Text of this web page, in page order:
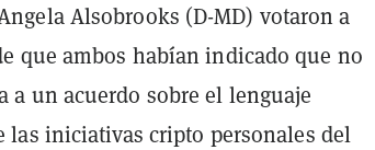
Alsobrooks (D-MD) votaron a
que ambos habían indicado que no
a un acuerdo sobre el lenguaje
iniciativas cripto personales del